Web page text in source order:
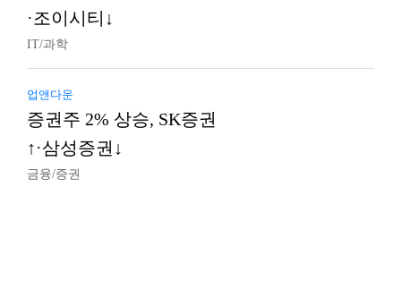
·조이시티↓
IT/과학
업앤다운
증권주 2% 상승, SK증권
↑·삼성증권↓
금융/증권